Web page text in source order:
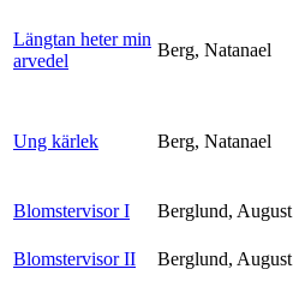
Längtan heter min
arvedel
Berg, Natanael
Ung kärlek Berg, Natanael
Blomstervisor I Berglund, August
Blomstervisor II
Berglund, August